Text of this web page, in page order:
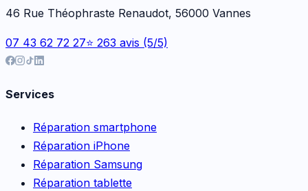
46 Rue Théophraste Renaudot, 56000 Vannes
07 43 62 72 27⭐ 263 avis (5/5)
Services
Réparation smartphone
Réparation iPhone
Réparation Samsung
Réparation tablette